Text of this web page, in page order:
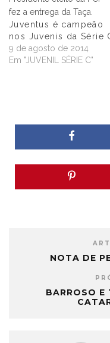
Juventus é campeão
nos Juvenis da Série
9 de agosto de 2014
Em "JUVENIL SÉRIE C"
NOTA DE
BARROSO E